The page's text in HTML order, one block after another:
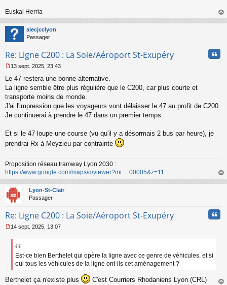
Euskal Herria
au
alecjcclyon
Passager
Re: Ligne C200 : La Soie/Aéroport St-Exupéry
e
s
s
a
g
e
o
l
13 sept. 2025, 23:43
Le 47 restera une bonne alternative.
La ligne semble être plus régulière que le C200, car plus courte et
transporte moins de monde.
J'ai l'impression que les voyageurs vont délaisser le 47 au profit de C200.
Je continuerai à prendre le 47 dans un premier temps.
Et si le 47 loupe une course (vu qu'il y a désormais 2 bus par heure), je
prendrai Rx à Meyzieu par contrainte
Proposition réseau tramway Lyon 2030 :
https://www.google.com/maps/d/viewer?mi ... 00005&z=11
au
Lyon-St-Clair
Passager
Re: Ligne C200 : La Soie/Aéroport St-Exupéry
e
g
e
14 sept. 2025, 13:07
Est-ce bien Berthelet qui opère la ligne avec ce genre de véhicules, et si
oui tous les véhicules de la ligne ont-ils cet aménagement ?
Berthelet ça n'existe plus C'est Courriers Rhodaniens Lyon (CRL)